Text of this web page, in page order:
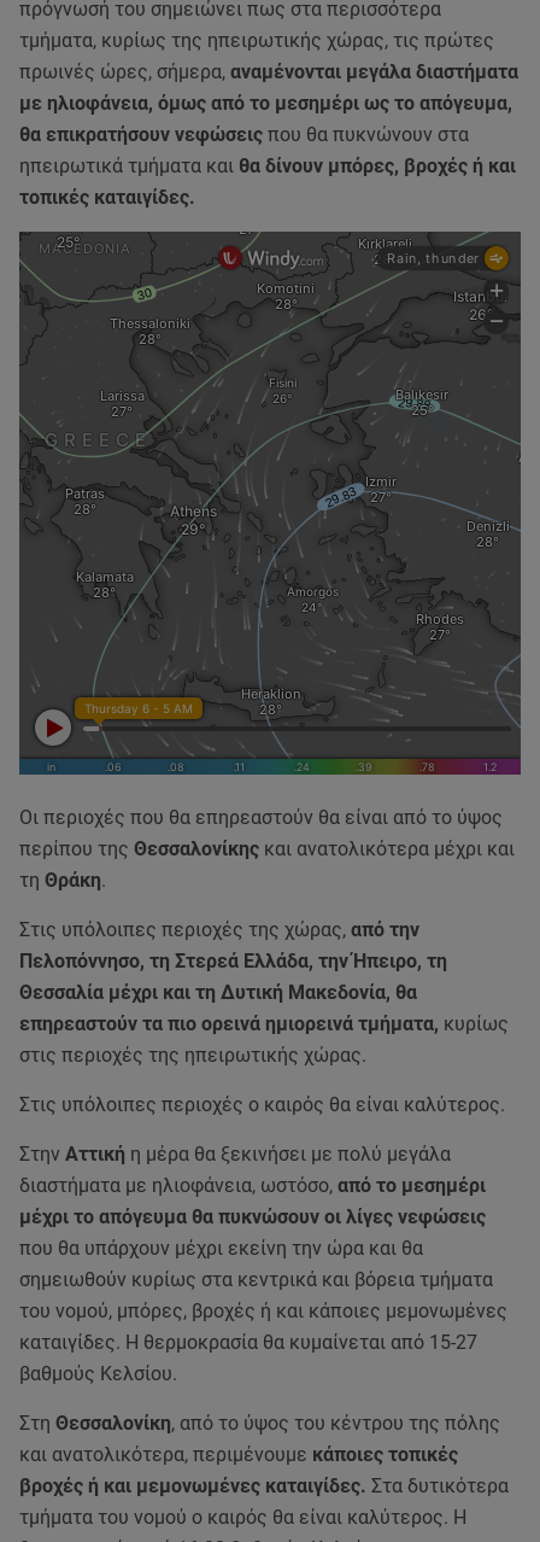
πρόγνωσή του σημειώνει πως στα περισσότερα
τμήματα, κυρίως της ηπειρωτικής χώρας, τις πρώτες
πρωινές ώρες, σήμερα, αναμένονται μεγάλα διαστήματα
με ηλιοφάνεια, όμως από το μεσημέρι ως το απόγευμα,
θα επικρατήσουν νεφώσεις που θα πυκνώνουν στα
ηπειρωτικά τμήματα και θα δίνουν μπόρες, βροχές ή και
τοπικές καταιγίδες.
Οι περιοχές που θα επηρεαστούν θα είναι από το ύψος
περίπου της Θεσσαλονίκης και ανατολικότερα μέχρι και
τη Θράκη.
Στις υπόλοιπες περιοχές της χώρας, από την
Πελοπόννησο, τη Στερεά Ελλάδα, την Ήπειρο, τη
Θεσσαλία μέχρι και τη Δυτική Μακεδονία, θα
επηρεαστούν τα πιο ορεινά ημιορεινά τμήματα, κυρίως
στις περιοχές της ηπειρωτικής χώρας.
Στις υπόλοιπες περιοχές ο καιρός θα είναι καλύτερος.
Στην Αττική η μέρα θα ξεκινήσει με πολύ μεγάλα
διαστήματα με ηλιοφάνεια, ωστόσο, από το μεσημέρι
μέχρι το απόγευμα θα πυκνώσουν οι λίγες νεφώσεις
που θα υπάρχουν μέχρι εκείνη την ώρα και θα
σημειωθούν κυρίως στα κεντρικά και βόρεια τμήματα
του νομού, μπόρες, βροχές ή και κάποιες μεμονωμένες
καταιγίδες. Η θερμοκρασία θα κυμαίνεται από 15-27
βαθμούς Κελσίου.
Στη Θεσσαλονίκη, από το ύψος του κέντρου της πόλης
και ανατολικότερα, περιμένουμε κάποιες τοπικές
βροχές ή και μεμονωμένες καταιγίδες. Στα δυτικότερα
τμήματα του νομού ο καιρός θα είναι καλύτερος. Η